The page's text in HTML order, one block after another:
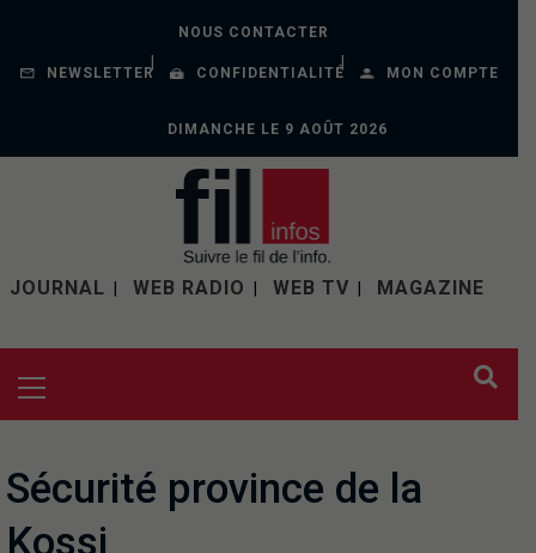
NOUS CONTACTER
NEWSLETTER CONFIDENTIALITÉ MON COMPTE
DIMANCHE LE 9 AOÛT 2026
JOURNAL WEB RADIO WEB TV MAGAZINE
Sécurité province de la
Kossi